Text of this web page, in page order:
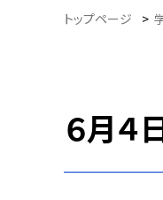
トップページ >
６月４